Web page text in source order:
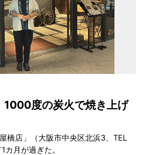
度の炭火で焼き上げ
橋店」（大阪市中央区北浜3、TEL
月が過ぎた。